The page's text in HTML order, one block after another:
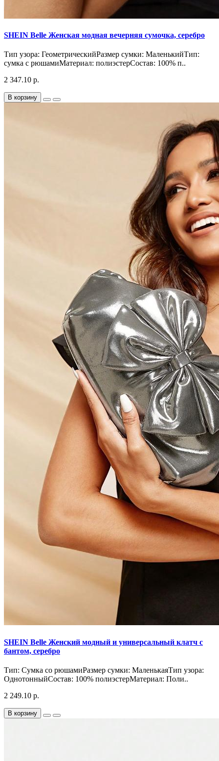
SHEIN Belle Женская модная вечерняя сумочка, серебро
Тип узора: ГеометрическийРазмер сумки: МаленькийТип:
сумка с рюшамиМатериал: полиэстерСостав: 100% п..
2 347.10 р.
В корзину
SHEIN Belle Женский модный и универсальный клатч с
бантом, серебро
Тип: Сумка со рюшамиРазмер сумки: МаленькаяТип узора:
ОднотонныйСостав: 100% полиэстерМатериал: Поли..
2 249.10 р.
В корзину